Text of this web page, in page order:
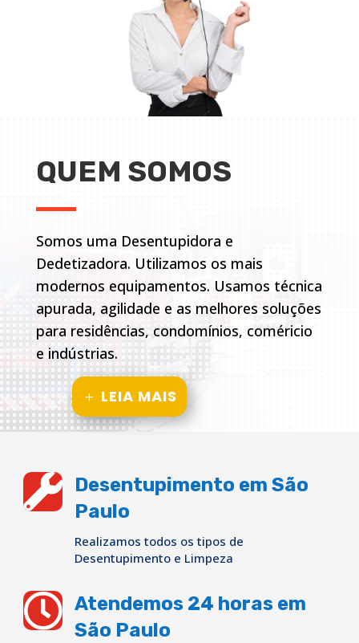
QUEM SOMOS
Somos uma Desentupidora e
Dedetizadora. Utilizamos os mais
modernos equipamentos. Usamos técnica
apurada, agilidade e as melhores soluções
para residências, condomínios, coméricio
e indústrias.
LEIA MAIS

Desentupimento em São
Paulo
Realizamos todos os tipos de
Desentupimento e Limpeza
 Atendemos 24 horas em
São Paulo